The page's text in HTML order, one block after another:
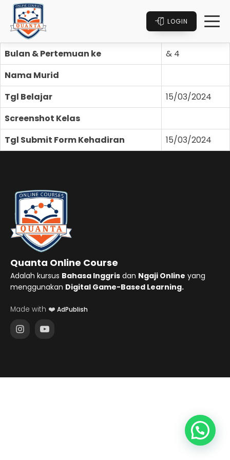
LOGIN
Bulan & Pertemuan ke
& 4
Nama Murid
Tgl Belajar
15/03/2024
Screenshot Kelas
Tgl Submit Form Kehadiran
15/03/2024
Quanta Online Course
Adalah kursus Bahasa Inggris dan Ngaji Online yang
menggunakan Digital Game-Based Learning.
Made with ❤️ AdPublish